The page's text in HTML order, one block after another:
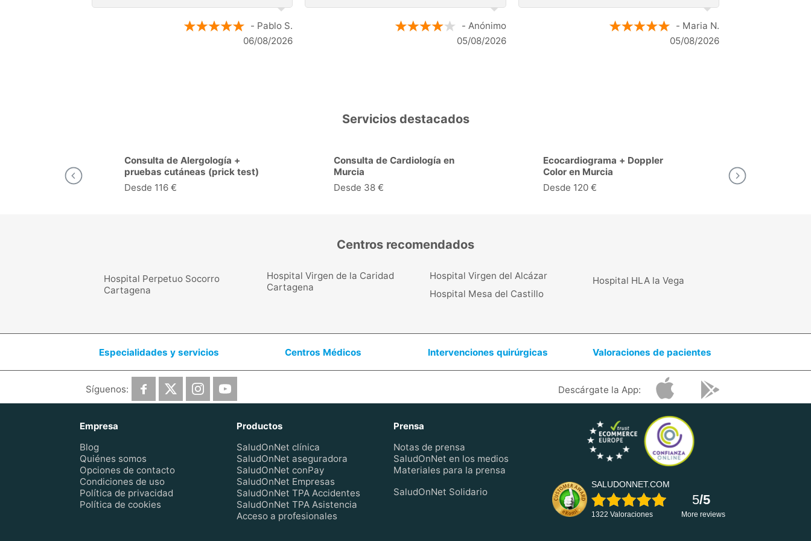
- Maria N.
05/08/2026
resultados de la resonancia.
- Anónimo
04/08/2026
- Anónimo
04/08/2026
Servicios destacados
Consulta de Alergología +
pruebas cutáneas (prick test)
en Murcia
Desde 116 €
Consulta de Cardiología en
Murcia
Desde 38 €
Ecocardiograma + Doppler
Color en Murcia
Desde 120 €
Centros recomendados
Hospital Perpetuo Socorro
Cartagena
Hospital Virgen de la Caridad
Cartagena
Hospital Virgen del Alcázar
Hospital Mesa del Castillo
Hospital HLA la Vega
Especialidades y servicios Centros Médicos Intervenciones quirúrgicas Valoraciones de pacientes
Síguenos: Descárgate la App:
Empresa
Blog
Quiénes somos
Opciones de contacto
Condiciones de uso
Política de privacidad
Política de cookies
Productos
SaludOnNet clínica
SaludOnNet aseguradora
SaludOnNet conPay
SaludOnNet Empresas
SaludOnNet TPA Accidentes
SaludOnNet TPA Asistencia
Acceso a profesionales
Prensa
Notas de prensa
SaludOnNet en los medios
Materiales para la prensa
SaludOnNet Solidario
SALUDONNET.COM
5/5
1322 Valoraciones More reviews